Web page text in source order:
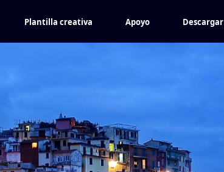
Plantilla creativa Apoyo Descargar